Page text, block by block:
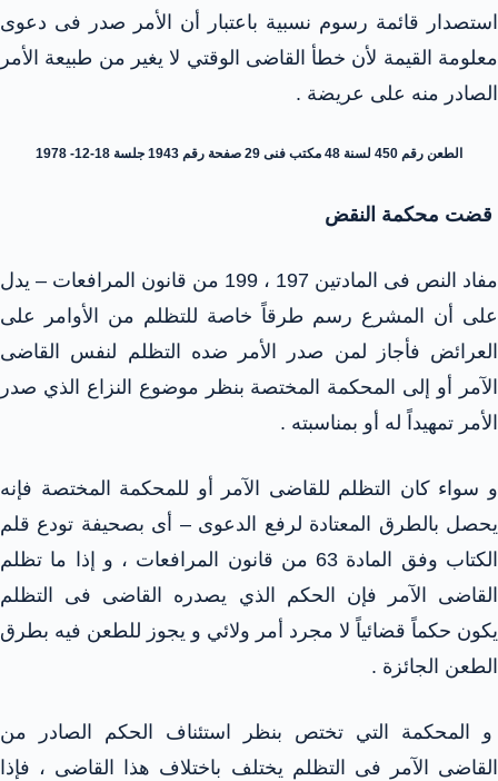
استصدار قائمة رسوم نسبية باعتبار أن الأمر صدر فى دعوى
معلومة القيمة لأن خطأ القاضى الوقتي لا يغير من طبيعة الأمر
الصادر منه على عريضة .
الطعن رقم 450 لسنة 48 مكتب فنى 29 صفحة رقم 1943 جلسة 18-12- 1978
قضت محكمة النقض
مفاد النص فى المادتين 197 ، 199 من قانون المرافعات – يدل
على أن المشرع رسم طرقاً خاصة للتظلم من الأوامر على
العرائض فأجاز لمن صدر الأمر ضده التظلم لنفس القاضى
الآمر أو إلى المحكمة المختصة بنظر موضوع النزاع الذي صدر
الأمر تمهيداً له أو بمناسبته .
و سواء كان التظلم للقاضى الآمر أو للمحكمة المختصة فإنه
يحصل بالطرق المعتادة لرفع الدعوى – أى بصحيفة تودع قلم
الكتاب وفق المادة 63 من قانون المرافعات ، و إذا ما تظلم
القاضى الآمر فإن الحكم الذي يصدره القاضى فى التظلم
يكون حكماً قضائياً لا مجرد أمر ولائي و يجوز للطعن فيه بطرق
الطعن الجائزة .
و المحكمة التي تختص بنظر استئناف الحكم الصادر من
القاضى الآمر فى التظلم يختلف باختلاف هذا القاضى ، فإذا